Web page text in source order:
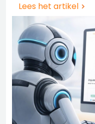
Lees het artikel